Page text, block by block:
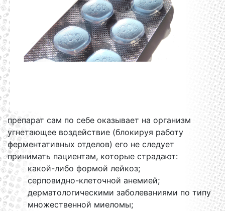
препарат сам по себе оказывает на организм
угнетающее воздействие (блокируя работу
ферментативных отделов) его не следует
принимать пациентам, которые страдают:
какой-либо формой лейкоз;
серповидно-клеточной анемией;
дерматологическими заболеваниями по типу
множественной миеломы;